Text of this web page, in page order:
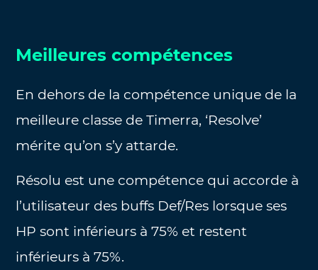
Meilleures compétences
En dehors de la compétence unique de la
meilleure classe de Timerra, ‘Resolve’
mérite qu’on s’y attarde.
Résolu est une compétence qui accorde à
l’utilisateur des buffs Def/Res lorsque ses
HP sont inférieurs à 75% et restent
inférieurs à 75%.